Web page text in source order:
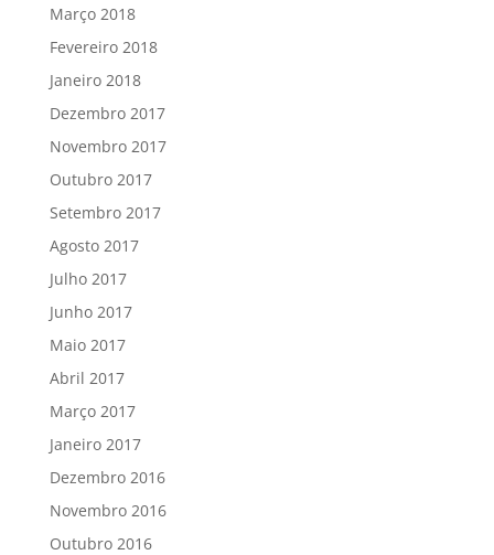
Março 2018
Fevereiro 2018
Janeiro 2018
Dezembro 2017
Novembro 2017
Outubro 2017
Setembro 2017
Agosto 2017
Julho 2017
Junho 2017
Maio 2017
Abril 2017
Março 2017
Janeiro 2017
Dezembro 2016
Novembro 2016
Outubro 2016